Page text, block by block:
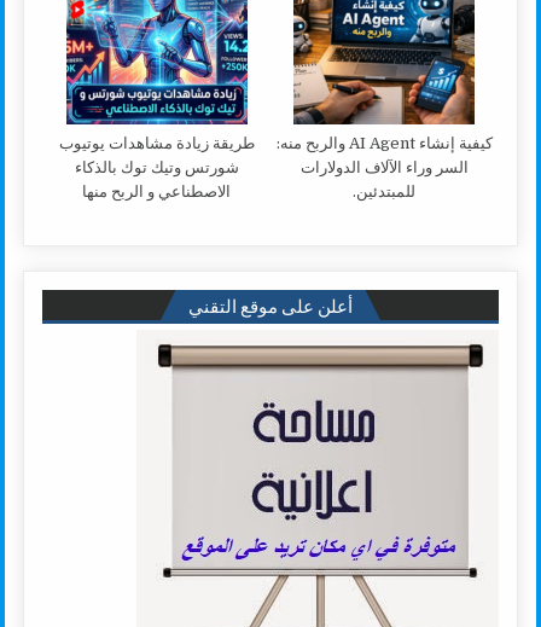
كيفية إنشاء AI Agent والربح منه:
السر وراء الآلاف الدولارات
للمبتدئين.
طريقة زيادة مشاهدات يوتيوب
شورتس وتيك توك بالذكاء
الاصطناعي و الربح منها
أعلن على موقع التقني